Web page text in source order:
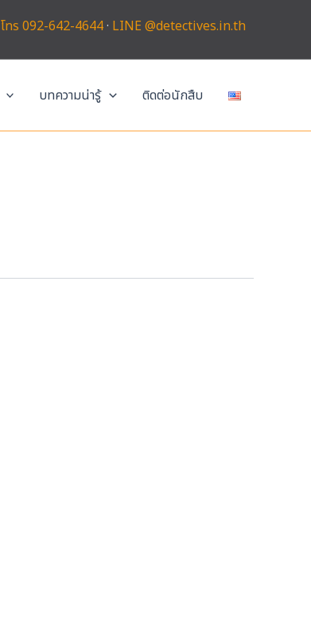
โทร 092-642-4644· LINE @detectives.in.th
บทความน่ารู้ ติดต่อนักสืบ